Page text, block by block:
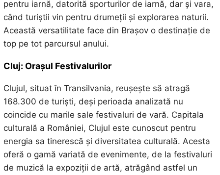
pentru iarnă, datorită sporturilor de iarnă, dar și vara,
când turiștii vin pentru drumeții și explorarea naturii.
Această versatilitate face din Brașov o destinație de
top pe tot parcursul anului.
Cluj: Orașul Festivalurilor
Clujul, situat în Transilvania, reușește să atragă
168.300 de turiști, deși perioada analizată nu
coincide cu marile sale festivaluri de vară. Capitala
culturală a României, Clujul este cunoscut pentru
energia sa tinerescă și diversitatea culturală. Acesta
oferă o gamă variată de evenimente, de la festivaluri
de muzică la expoziții de artă, atrăgând astfel un